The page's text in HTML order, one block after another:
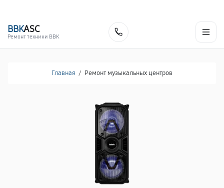
BBKASC
Ремонт техники BBK
Главная / Ремонт музыкальных центров